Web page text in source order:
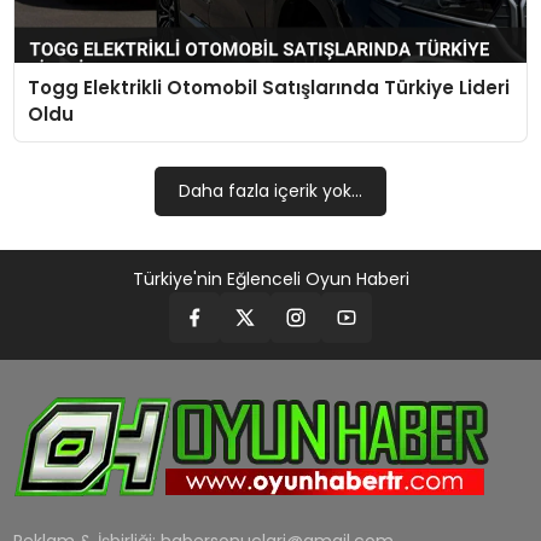
MAGAZIN
SAĞLIK
Togg Elektrikli Otomobil Satışlarında Türkiye Lideri
Oldu
Daha fazla içerik yok...
Türkiye'nin Eğlenceli Oyun Haberi